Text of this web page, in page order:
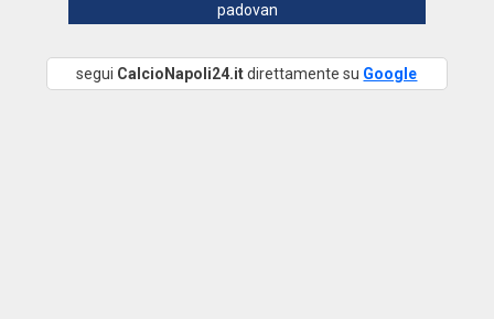
padovan
segui CalcioNapoli24.itdirettamente su Google